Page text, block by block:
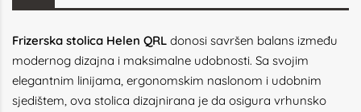
Frizerska stolica Helen QRL donosi savršen balans između
modernog dizajna i maksimalne udobnosti. Sa svojim
elegantnim linijama, ergonomskim naslonom i udobnim
sjedištem, ova stolica dizajnirana je da osigura vrhunsko